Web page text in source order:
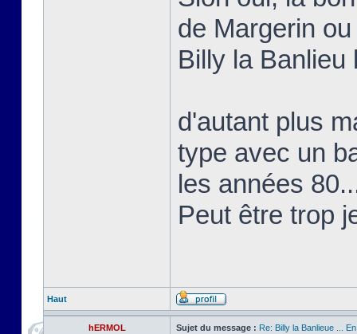
de Margerin
Billy la Banlieu
d'autant plus
type avec un
les années
Peut être trop
Haut
hERMOL Sujet du message : Re: Billy la Banlieue ...